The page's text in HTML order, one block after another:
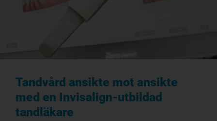
Tandvård ansikte mot ansikte
med en Invisalign-utbildad
tandläkare